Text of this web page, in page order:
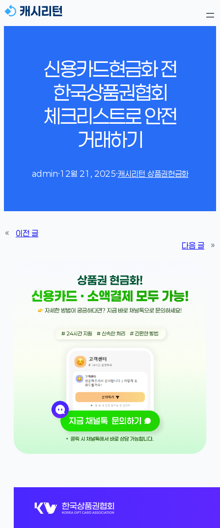
신용카드현금화 전
한국상품권협회
체크리스트로 안전
거래하기
admin·12월 21, 2025·캐시리턴 상품권현금화
«
이전 글
다음 글
»